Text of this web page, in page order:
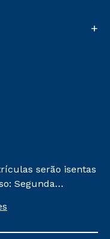
+
serão isentas
Segunda
será de R$